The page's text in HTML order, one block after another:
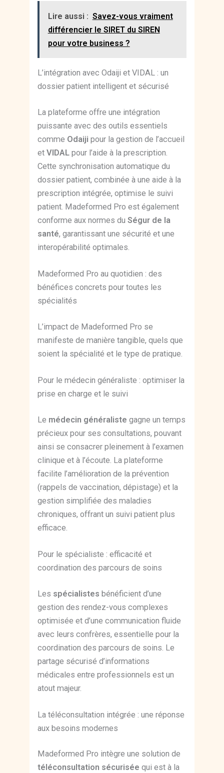
Lire aussi : Savez-vous vraiment
différencier le SIRET du SIREN
pour votre business ?
L’intégration avec Odaiji et VIDAL : un
dossier patient intelligent et sécurisé
La plateforme offre une intégration
puissante avec des outils essentiels
comme Odaiji pour la gestion de l’accueil
etVIDAL pour l’aide à la prescription.
Cette synchronisation automatique du
dossier patient, combinée à une aide à la
prescription intégrée, optimise le suivi
patient. Madeformed Pro est également
conforme aux normes duSégur de la
santé, garantissant une sécurité et une
interopérabilité optimales.
Madeformed Pro au quotidien : des
bénéfices concrets pour toutes les
spécialités
L’impact de Madeformed Pro se
manifeste de manière tangible, quels que
soient la spécialité et le type de pratique.
Pour le médecin généraliste : optimiser la
prise en charge et le suivi
Le médecin généraliste gagne un temps
précieux pour ses consultations, pouvant
ainsi se consacrer pleinement à l’examen
clinique et à l’écoute. La plateforme
facilite l’amélioration de la prévention
(rappels de vaccination, dépistage) et la
gestion simplifiée des maladies
chroniques, offrant un suivi patient plus
efficace.
Pour le spécialiste : efficacité et
coordination des parcours de soins
Les spécialistes bénéficient d’une
gestion des rendez-vous complexes
optimisée et d’une communication fluide
avec leurs confrères, essentielle pour la
coordination des parcours de soins. Le
partage sécurisé d’informations
médicales entre professionnels est un
atout majeur.
La téléconsultation intégrée : une réponse
aux besoins modernes
Madeformed Pro intègre une solution de
téléconsultation sécurisée qui est à la